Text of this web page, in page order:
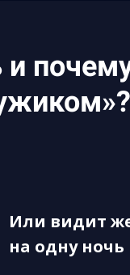
и
Или видит
на одну ночь